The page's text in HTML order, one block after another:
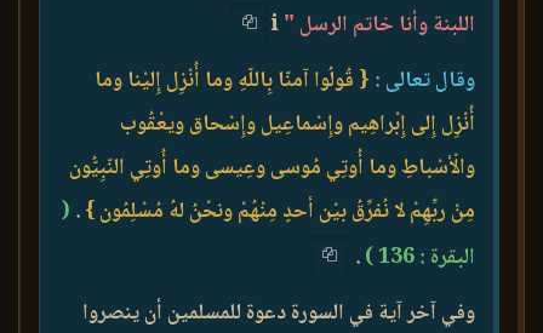
اللبنة وأنا خاتم الرسل "
وقال تعالى : { قُولُوا آمنّا بِاللّهِ وما أُنْزِل إِليْنا وما
أُنْزِل إِلى إِبْراهِيم وإِسْماعِيل وإِسْحاق ويعْقُوب
والْأسْباطِ وما أُوتِي مُوسى وعِيسى وما أُوتِي النّبِيُّون
مِنْ ربِّهِمْ لا نُفرِّقُ بيْن أحدٍ مِنْهُمْ ونحْنُ لهُ مُسْلِمُون }.
(
البقرة : 136 )
.
وفي آخر آية في السورة دعوة للمسلمين أن ينصروا